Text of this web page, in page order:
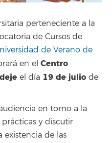
perteneciente a la
de Cursos de
de Verano de
en el Centro
el día 19 de julio de
en torno a la
y discutir
de las